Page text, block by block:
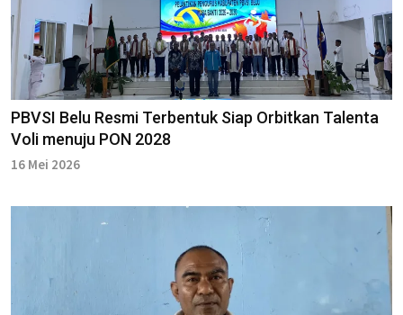
PBVSI Belu Resmi Terbentuk Siap Orbitkan Talenta
Voli menuju PON 2028
16 Mei 2026